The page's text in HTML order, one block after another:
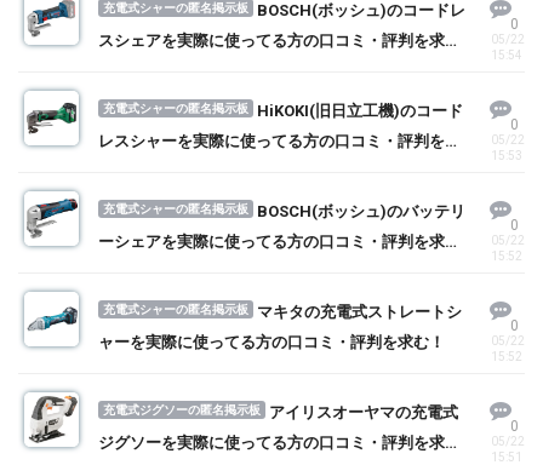
充電式シャーの匿名掲示板
BOSCH(ボッシュ)のコードレ
スシェアを実際に使ってる方の口コミ・評判を求
0
05/22
15:54
充電式シャーの匿名掲示板
HiKOKI(旧日立工機)のコード
レスシャーを実際に使ってる方の口コミ・評判を求
0
05/22
15:53
充電式シャーの匿名掲示板
BOSCH(ボッシュ)のバッテリ
ーシェアを実際に使ってる方の口コミ・評判を求
0
05/22
15:52
充電式シャーの匿名掲示板
マキタの充電式ストレートシ
ャーを実際に使ってる方の口コミ・評判を求む！
0
05/22
15:52
充電式ジグソーの匿名掲示板
アイリスオーヤマの充電式
ジグソーを実際に使ってる方の口コミ・評判を求
0
05/22
15:51